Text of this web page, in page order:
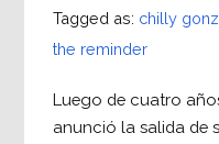
Tagged as: chilly
the reminder
Luego de cuatro
anunció la salida de